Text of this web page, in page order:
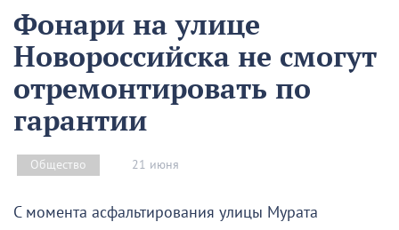
Фонари на улице
Новороссийска не смогут
отремонтировать по
гарантии
Общество 21 июня
С момента асфальтирования улицы Мурата